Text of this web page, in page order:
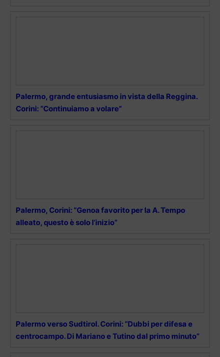
Palermo, grande entusiasmo in vista della Reggina.
Corini: “Continuiamo a volare”
Palermo, Corini: “Genoa favorito per la A. Tempo
alleato, questo è solo l’inizio”
Palermo verso Sudtirol. Corini: “Dubbi per difesa e
centrocampo. Di Mariano e Tutino dal primo minuto”